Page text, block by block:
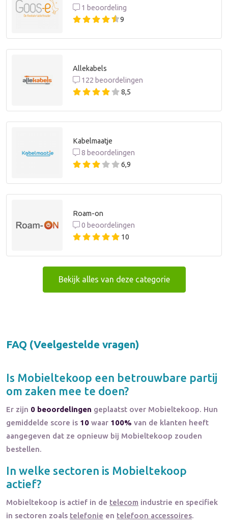
1 beoordeling
9
Allekabels
122 beoordelingen
8,5
Kabelmaatje
8 beoordelingen
6,9
Roam-on
0 beoordelingen
10
Bekijk alles van deze categorie
FAQ (Veelgestelde vragen)
Is Mobieltekoop een betrouwbare partij
om zaken mee te doen?
Er zijn 0 beoordelingen geplaatst over Mobieltekoop. Hun
gemiddelde score is 10 waar 100% van de klanten heeft
aangegeven dat ze opnieuw bij Mobieltekoop zouden
bestellen.
In welke sectoren is Mobieltekoop
actief?
Mobieltekoop is actief in de telecom industrie en specifiek
in sectoren zoals telefonie en telefoon accessoires.